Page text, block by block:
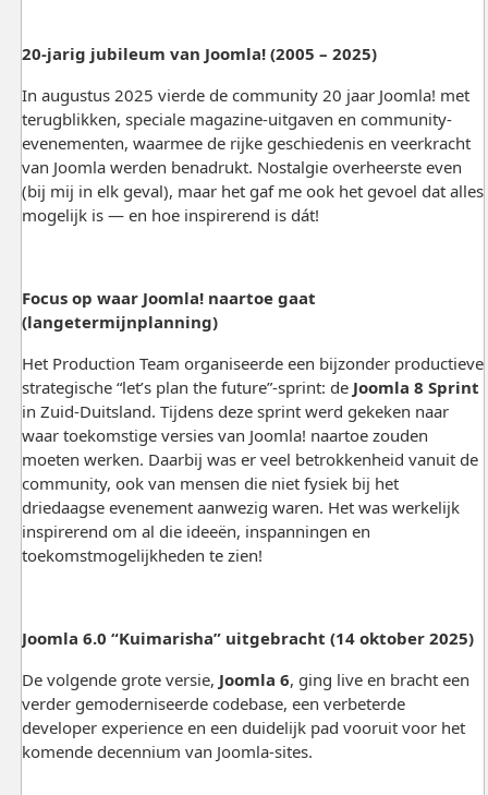
20-jarig jubileum van Joomla! (2005 – 2025)
In augustus 2025 vierde de community 20 jaar Joomla! met
terugblikken, speciale magazine-uitgaven en community-
evenementen, waarmee de rijke geschiedenis en veerkracht
van Joomla werden benadrukt. Nostalgie overheerste even
(bij mij in elk geval), maar het gaf me ook het gevoel dat alles
mogelijk is — en hoe inspirerend is dát!
Focus op waar Joomla! naartoe gaat
(langetermijnplanning)
Het Production Team organiseerde een bijzonder productieve
strategische “let’s plan the future”-sprint: de Joomla 8 Sprint
in Zuid-Duitsland. Tijdens deze sprint werd gekeken naar
waar toekomstige versies van Joomla! naartoe zouden
moeten werken. Daarbij was er veel betrokkenheid vanuit de
community, ook van mensen die niet fysiek bij het
driedaagse evenement aanwezig waren. Het was werkelijk
inspirerend om al die ideeën, inspanningen en
toekomstmogelijkheden te zien!
Joomla 6.0 “Kuimarisha” uitgebracht (14 oktober 2025)
De volgende grote versie, Joomla 6, ging live en bracht een
verder gemoderniseerde codebase, een verbeterde
developer experience en een duidelijk pad vooruit voor het
komende decennium van Joomla-sites.